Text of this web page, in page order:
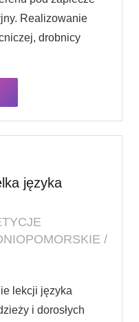
Realizowanie
drobnicy
języka
/
lekcji języka
i dorosłych